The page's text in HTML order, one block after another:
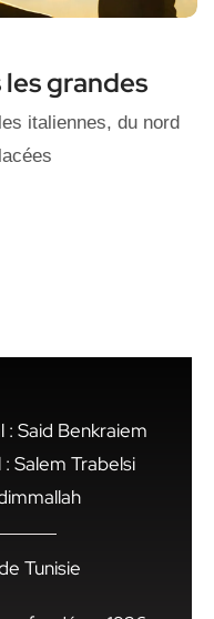
grandes
italiennes, du nord
Said Benkraiem
Salem Trabelsi
Tunisie